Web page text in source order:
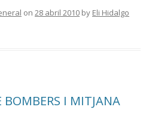
on 28 abril 2010 by Eli Hidalgo
BOMBERS I MITJANA